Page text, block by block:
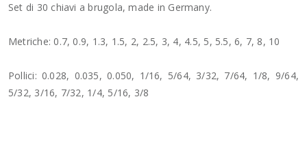
Set di 30 chiavi a brugola, made in Germany.
Metriche: 0.7, 0.9, 1.3, 1.5, 2, 2.5, 3, 4, 4.5, 5, 5.5, 6, 7, 8, 10
Pollici: 0.028, 0.035, 0.050, 1/16, 5/64, 3/32, 7/64, 1/8, 9/64,
5/32, 3/16, 7/32, 1/4, 5/16, 3/8